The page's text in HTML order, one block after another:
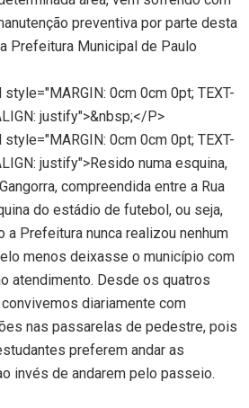
preventiva por parte desta
Prefeitura Municipal de Paulo
0cm 0cm 0pt; TEXT-
justify">&nbsp;</P>
0cm 0cm 0pt; TEXT-
justify">Resido numa esquina,
compreendida entre a Rua
do estádio de futebol, ou seja,
a Prefeitura nunca realizou nenhum
menos deixasse o município com
atendimento. Desde os quatros
diariamente com
nas passarelas de pedestre, pois
preferem andar as
invés de andarem pelo passeio.